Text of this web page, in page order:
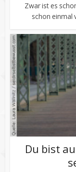
Zwar ist es
schon einmal
Du bist